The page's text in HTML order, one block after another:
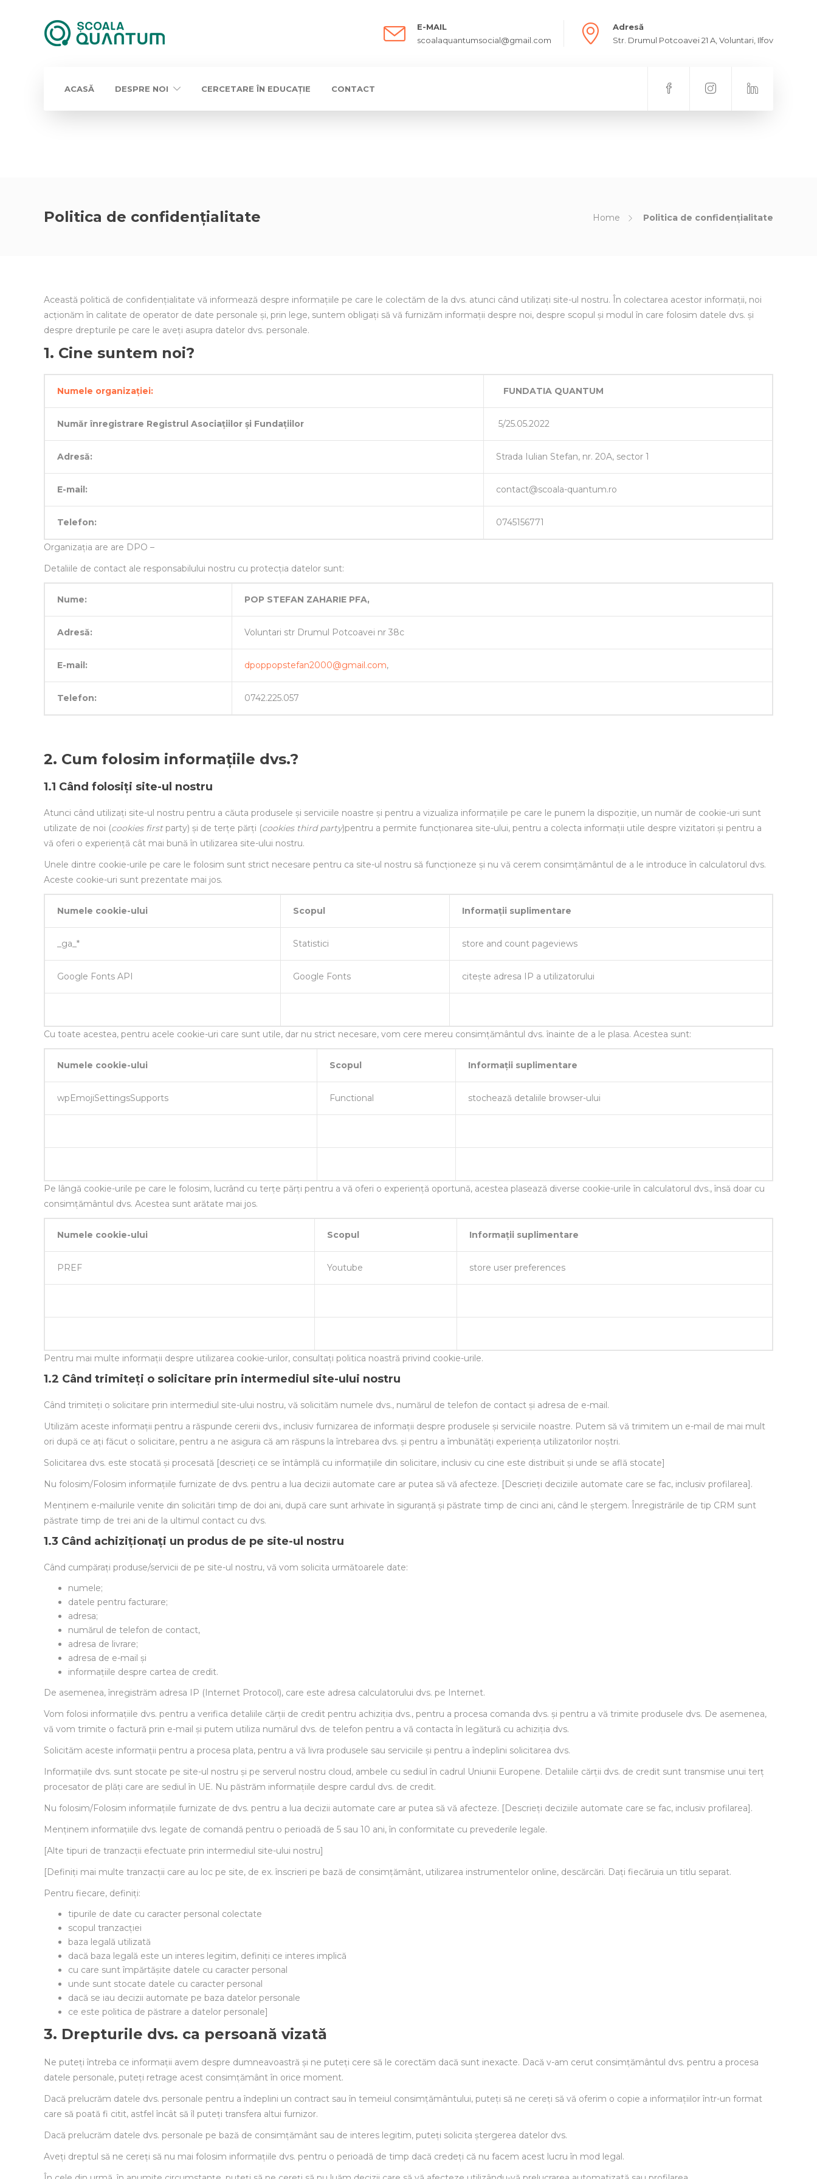
E-MAIL
scoalaquantumsocial@gmail.com
Adresă
Str. Drumul Potcoavei 21 A, Voluntari, Ilfov
ACASĂ DESPRE NOI CERCETARE ÎN EDUCAȚIE CONTACT
Politica de confidențialitate Home Politica de confidențialitate
Această politică de confidențialitate vă informează despre informațiile pe care le colectăm de la dvs. atunci când utilizați site-ul nostru. În colectarea acestor informații, noi
acționăm în calitate de operator de date personale și, prin lege, suntem obligați să vă furnizăm informații despre noi, despre scopul și modul în care folosim datele dvs. și
despre drepturile pe care le aveți asupra datelor dvs. personale.
1. Cine suntem noi?
Numele organizației: FUNDATIA QUANTUM
Număr înregistrare Registrul Asociațiilor și Fundațiilor 5/25.05.2022
Adresă: Strada Iulian Stefan, nr. 20A, sector 1
E-mail: contact@scoala-quantum.ro
Telefon: 0745156771
Organizația are are DPO –
Detaliile de contact ale responsabilului nostru cu protecția datelor sunt:
Nume: POP STEFAN ZAHARIE PFA,
Adresă: Voluntari str Drumul Potcoavei nr 38c
E-mail: dpoppopstefan2000@gmail.com,
Telefon: 0742.225.057
2. Cum folosim informațiile dvs.?
1.1 Când folosiți site-ul nostru
Atunci când utilizați site-ul nostru pentru a căuta produsele și serviciile noastre și pentru a vizualiza informațiile pe care le punem la dispoziție, un număr de cookie-uri sunt
utilizate de noi (cookies first party) și de terțe părți (cookies third party)pentru a permite funcționarea site-ului, pentru a colecta informații utile despre vizitatori și pentru a
vă oferi o experiență cât mai bună în utilizarea site-ului nostru.
Unele dintre cookie-urile pe care le folosim sunt strict necesare pentru ca site-ul nostru să funcționeze și nu vă cerem consimțământul de a le introduce în calculatorul dvs.
Aceste cookie-uri sunt prezentate mai jos.
Numele cookie-ului Scopul Informații suplimentare
_ga_* Statistici store and count pageviews
Google Fonts API Google Fonts citește adresa IP a utilizatorului
Cu toate acestea, pentru acele cookie-uri care sunt utile, dar nu strict necesare, vom cere mereu consimțământul dvs. înainte de a le plasa. Acestea sunt:
Numele cookie-ului Scopul Informații suplimentare
wpEmojiSettingsSupports Functional stochează detaliile browser-ului
Pe lângă cookie-urile pe care le folosim, lucrând cu terțe părți pentru a vă oferi o experiență oportună, acestea plasează diverse cookie-urile în calculatorul dvs., însă doar cu
consimțământul dvs. Acestea sunt arătate mai jos.
Numele cookie-ului Scopul Informații suplimentare
PREF Youtube store user preferences
Pentru mai multe informații despre utilizarea cookie-urilor, consultați politica noastră privind cookie-urile.
1.2 Când trimiteți o solicitare prin intermediul site-ului nostru
Când trimiteți o solicitare prin intermediul site-ului nostru, vă solicităm numele dvs., numărul de telefon de contact și adresa de e-mail.
Utilizăm aceste informații pentru a răspunde cererii dvs., inclusiv furnizarea de informații despre produsele și serviciile noastre. Putem să vă trimitem un e-mail de mai mult
ori după ce ați făcut o solicitare, pentru a ne asigura că am răspuns la întrebarea dvs. și pentru a îmbunătăți experiența utilizatorilor noștri.
Solicitarea dvs. este stocată și procesată [descrieți ce se întâmplă cu informațiile din solicitare, inclusiv cu cine este distribuit și unde se află stocate]
Nu folosim/Folosim informațiile furnizate de dvs. pentru a lua decizii automate care ar putea să vă afecteze. [Descrieți deciziile automate care se fac, inclusiv profilarea].
Menținem e-mailurile venite din solicitări timp de doi ani, după care sunt arhivate în siguranță și păstrate timp de cinci ani, când le ștergem. Înregistrările de tip CRM sunt
păstrate timp de trei ani de la ultimul contact cu dvs.
1.3 Când achiziționați un produs de pe site-ul nostru
Când cumpărați produse/servicii de pe site-ul nostru, vă vom solicita următoarele date:
numele;
datele pentru facturare;
adresa;
numărul de telefon de contact,
adresa de livrare;
adresa de e-mail și
informațiile despre cartea de credit.
De asemenea, înregistrăm adresa IP (Internet Protocol), care este adresa calculatorului dvs. pe Internet.
Vom folosi informațiile dvs. pentru a verifica detaliile cărții de credit pentru achiziția dvs., pentru a procesa comanda dvs. și pentru a vă trimite produsele dvs. De asemenea,
vă vom trimite o factură prin e-mail și putem utiliza numărul dvs. de telefon pentru a vă contacta în legătură cu achiziția dvs.
Solicităm aceste informații pentru a procesa plata, pentru a vă livra produsele sau serviciile și pentru a îndeplini solicitarea dvs.
Informațiile dvs. sunt stocate pe site-ul nostru și pe serverul nostru cloud, ambele cu sediul în cadrul Uniunii Europene. Detaliile cărții dvs. de credit sunt transmise unui terț
procesator de plăți care are sediul în UE. Nu păstrăm informațiile despre cardul dvs. de credit.
Nu folosim/Folosim informațiile furnizate de dvs. pentru a lua decizii automate care ar putea să vă afecteze. [Descrieți deciziile automate care se fac, inclusiv profilarea].
Menținem informațiile dvs. legate de comandă pentru o perioadă de 5 sau 10 ani, în conformitate cu prevederile legale.
[Alte tipuri de tranzacții efectuate prin intermediul site-ului nostru]
[Definiți mai multe tranzacții care au loc pe site, de ex. înscrieri pe bază de consimțământ, utilizarea instrumentelor online, descărcări. Dați fiecăruia un titlu separat.
Pentru fiecare, definiți:
tipurile de date cu caracter personal colectate
scopul tranzacției
baza legală utilizată
dacă baza legală este un interes legitim, definiți ce interes implică
cu care sunt împărtășite datele cu caracter personal
unde sunt stocate datele cu caracter personal
dacă se iau decizii automate pe baza datelor personale
ce este politica de păstrare a datelor personale]
3. Drepturile dvs. ca persoană vizată
Ne puteți întreba ce informații avem despre dumneavoastră și ne puteți cere să le corectăm dacă sunt inexacte. Dacă v-am cerut consimțământul dvs. pentru a procesa
datele personale, puteți retrage acest consimțământ în orice moment.
Dacă prelucrăm datele dvs. personale pentru a îndeplini un contract sau în temeiul consimțământului, puteți să ne cereți să vă oferim o copie a informațiilor într-un format
care să poată fi citit, astfel încât să îl puteți transfera altui furnizor.
Dacă prelucrăm datele dvs. personale pe bază de consimțământ sau de interes legitim, puteți solicita ștergerea datelor dvs.
Aveți dreptul să ne cereți să nu mai folosim informațiile dvs. pentru o perioadă de timp dacă credeți că nu facem acest lucru în mod legal.